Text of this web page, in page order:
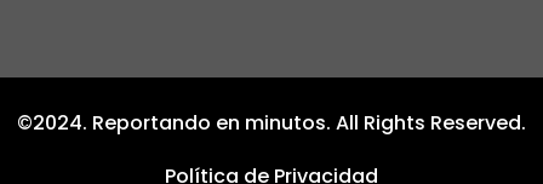
©2024. Reportando en minutos. All Rights Reserved.
Política de Privacidad